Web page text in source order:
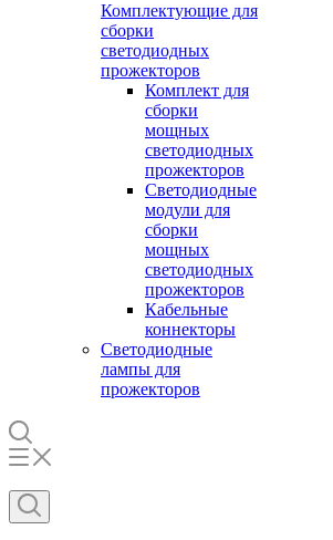
Комплектующие для
сборки
светодиодных
прожекторов
Комплект для
сборки
мощных
светодиодных
прожекторов
Светодиодные
модули для
сборки
мощных
светодиодных
прожекторов
Кабельные
коннекторы
Светодиодные
лампы для
прожекторов